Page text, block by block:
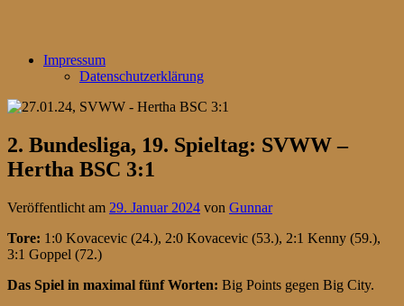
Impressum
Datenschutzerklärung
2. Bundesliga, 19. Spieltag: SVWW –
Hertha BSC 3:1
Veröffentlicht am 29. Januar 2024 von Gunnar
Tore: 1:0 Kovacevic (24.), 2:0 Kovacevic (53.), 2:1 Kenny (59.),
3:1 Goppel (72.)
Das Spiel in maximal fünf Worten: Big Points gegen Big City.